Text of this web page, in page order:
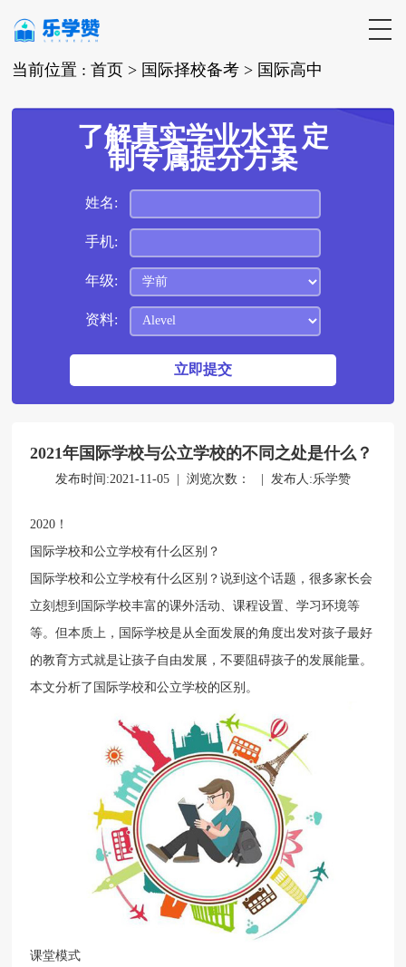
当前位置 :首页 > 国际择校备考 > 国际高中
了解真实学业水平 定
制专属提分方案
姓名:
手机:
年级:
资料:
立即提交
2021年国际学校与公立学校的不同之处是什么？
发布时间:2021-11-05 | 浏览次数： | 发布人:乐学赞
2020！
国际学校和公立学校有什么区别？
国际学校和公立学校有什么区别？说到这个话题，很多家长会
立刻想到国际学校丰富的课外活动、课程设置、学习环境等
等。但本质上，国际学校是从全面发展的角度出发对孩子最好
的教育方式就是让孩子自由发展，不要阻碍孩子的发展能量。
本文分析了国际学校和公立学校的区别。
课堂模式